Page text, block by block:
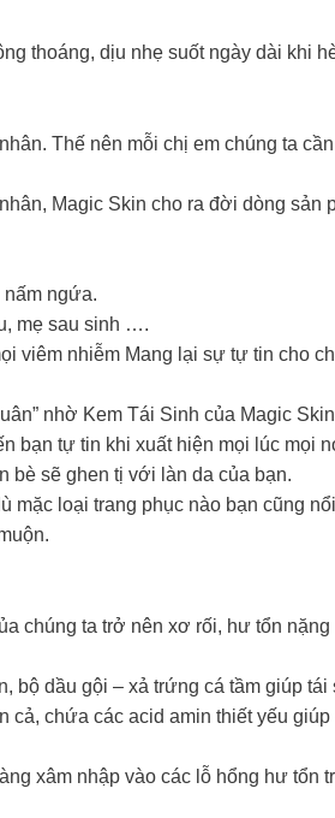
thoáng, dịu nhẹ suốt ngày dài khi
Thế nên mỗi chị em chúng ta
Magic Skin cho ra đời dòng
nấm ngứa.
mẹ sau sinh ….
viêm nhiễm Mang lại sự tự tin cho
nhờ Kem Tái Sinh của Magic Skin
bạn tự tin khi xuất hiện mọi lúc mọi
bè sẽ ghen tị với làn da của bạn.
mặc loại trang phục nào bạn cũng
chúng ta trở nên xơ rối, hư tổn
dầu gội – xả trứng cá tầm giúp tái
chứa các acid amin thiết yếu
xâm nhập vào các lỗ hổng hư tổn